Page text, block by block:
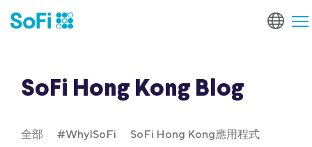
SoFi Hong Kong Blog
全部 #WhyISoFi SoFi Hong Kong應用程式